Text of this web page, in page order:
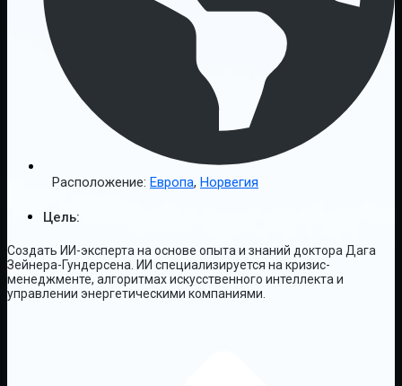
Расположение: Европа, Норвегия
Цель:
Создать ИИ-эксперта на основе опыта и знаний доктора Дага
Зейнера-Гундерсена. ИИ специализируется на кризис-
менеджменте, алгоритмах искусственного интеллекта и
управлении энергетическими компаниями.